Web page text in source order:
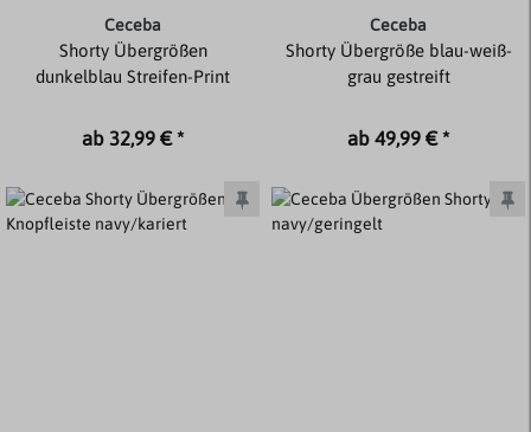
Ceceba
Shorty Übergrößen
dunkelblau Streifen-Print
ab 32,99 € *
Ceceba
Shorty Übergröße blau-weiß-
grau gestreift
ab 49,99 € *